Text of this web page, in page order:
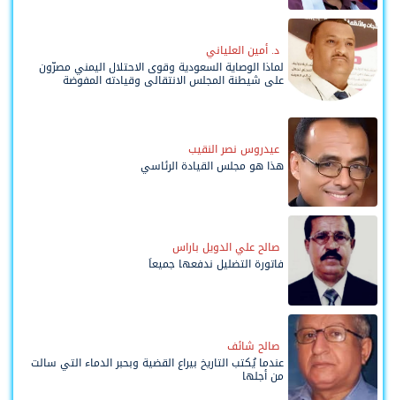
د. أمين العلياني
لماذا الوصاية السعودية وقوى الاحتلال اليمني مصرّون
على شيطنة المجلس الانتقالي وقيادته المفوضة
عيدروس نصر النقيب
هذا هو مجلس القيادة الرئاسي
صالح علي الدويل باراس
فاتورة التضليل ندفعها جميعاً
صالح شائف
عندما يُكتب التاريخ بيراع القضية وبحبر الدماء التي سالت
من أجلها